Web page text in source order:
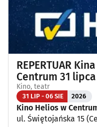
Kino, teatr(107)
Wernisaże, wydarzenia
Wystawy(25)
Wydarzenia sportowe i
Plenerowe, festyny (13)
REPERTUAR
Centrum 31
Kino, teatr
31 LIP - 06 SIE 2026
Kino Helios w
ul. Świętojańska 15